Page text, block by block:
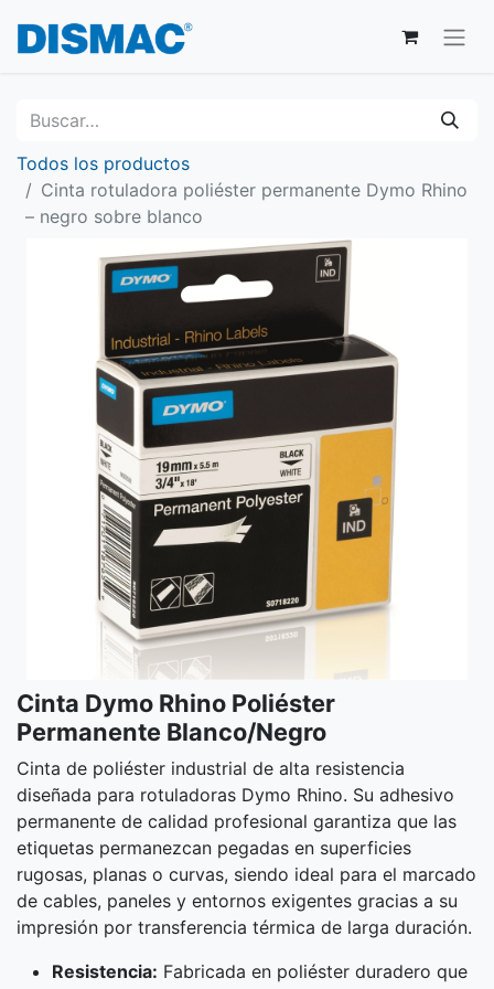
Todos los productos
Cinta rotuladora poliéster permanente Dymo Rhino
– negro sobre blanco
Cinta Dymo Rhino Poliéster
Permanente Blanco/Negro
Cinta de poliéster industrial de alta resistencia
diseñada para rotuladoras Dymo Rhino. Su adhesivo
permanente de calidad profesional garantiza que las
etiquetas permanezcan pegadas en superficies
rugosas, planas o curvas, siendo ideal para el marcado
de cables, paneles y entornos exigentes gracias a su
impresión por transferencia térmica de larga duración.
Resistencia: Fabricada en poliéster duradero que